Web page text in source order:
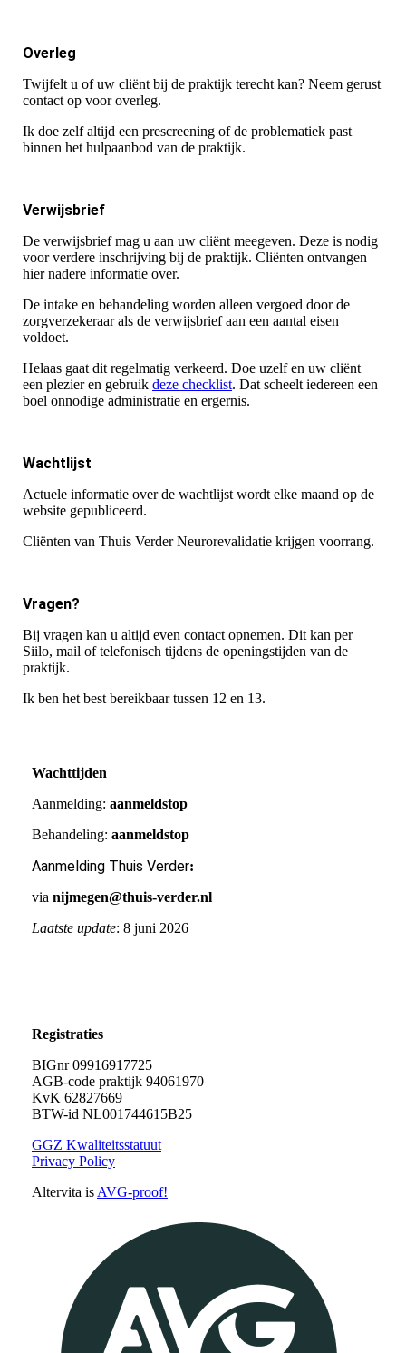
Overleg
Twijfelt u of uw cliënt bij de praktijk terecht kan? Neem gerust
contact op voor overleg.
Ik doe zelf altijd een prescreening of de problematiek past
binnen het hulpaanbod van de praktijk.
Verwijsbrief
De verwijsbrief mag u aan uw cliënt meegeven. Deze is nodig
voor verdere inschrijving bij de praktijk. Cliënten ontvangen
hier nadere informatie over.
De intake en behandeling worden alleen vergoed door de
zorgverzekeraar als de verwijsbrief aan een aantal eisen
voldoet.
Helaas gaat dit regelmatig verkeerd. Doe uzelf en uw cliënt
een plezier en gebruik deze checklist. Dat scheelt iedereen een
boel onnodige administratie en ergernis.
Wachtlijst
Actuele informatie over de wachtlijst wordt elke maand op de
website gepubliceerd.
Cliënten van Thuis Verder Neurorevalidatie krijgen voorrang.
Vragen?
Bij vragen kan u altijd even contact opnemen. Dit kan per
Siilo, mail of telefonisch tijdens de openingstijden van de
praktijk.
Ik ben het best bereikbaar tussen 12 en 13.
Wachttijden
Aanmelding: aanmeldstop
Behandeling: aanmeldstop
Aanmelding Thuis Verder:
via nijmegen@thuis-verder.nl
Laatste update: 8 juni 2026
Registraties
BIGnr 09916917725
AGB-code praktijk 94061970
KvK 62827669
BTW-id NL001744615B25
GGZ Kwaliteitsstatuut
Privacy Policy
Altervita is AVG-proof!